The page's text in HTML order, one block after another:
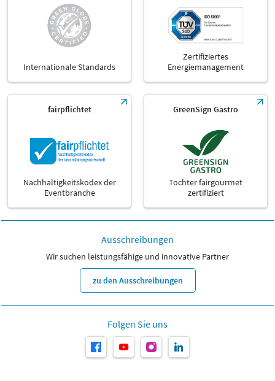
Internationale Standards
Zertifiziertes
Energiemanagement
fairpflichtet
Nachhaltigkeitskodex der
Eventbranche
GreenSign Gastro
Tochter fairgourmet
zertifiziert
Ausschreibungen
Wir suchen leistungsfähige und innovative Partner
zu den Ausschreibungen
Folgen Sie uns